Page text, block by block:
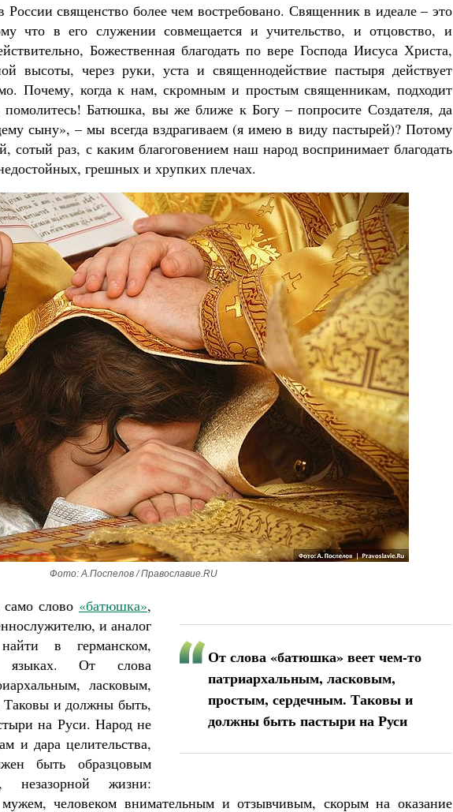
священство более чем востребовано. Священник в идеале – это
что в его служении совмещается и учительство, и отцовство, и
Божественная благодать по вере Господа Иисуса Христа,
высоты, через руки, уста и священнодействие пастыря действует
Почему, когда к нам, скромным и простым священникам, подходит
Батюшка, вы же ближе к Богу – попросите Создателя, да
сыну», – мы всегда вздрагиваем (я имею в виду пастырей)? Потому
сотый раз, с каким благоговением наш народ воспринимает благодать
грешных и хрупких плечах.
Фото: А.Поспелов / Православие.RU
От слова «батюшка» веет чем-то
патриархальным, ласковым,
простым, сердечным. Таковы и
должны быть пастыри на Руси
слово «батюшка»,
и аналог
в германском,
языках. От слова
ласковым,
и должны быть,
на Руси. Народ не
и дара целительства,
быть образцовым
незазорной жизни:
человеком внимательным и отзывчивым, скорым на оказание